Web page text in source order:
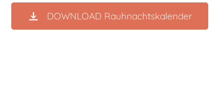
DOWNLOAD Rauhnachtskalender